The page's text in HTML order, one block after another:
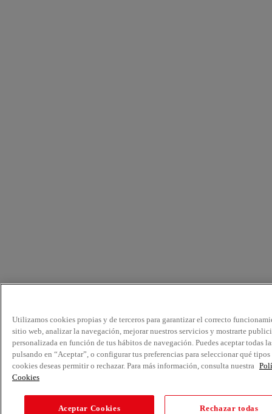
Utilizamos cookies propias y de terceros para garantizar el correcto
sitio web, analizar la navegación, mejorar nuestros servicios y mostrarte
personalizada en función de tus hábitos de navegación. Puedes aceptar todas
pulsando en “Aceptar”, o configurar tus preferencias para seleccionar qué tipos
cookies deseas permitir o rechazar. Para más información, consulta nuestra
Cookies
Aceptar Cookies Rechazar todas